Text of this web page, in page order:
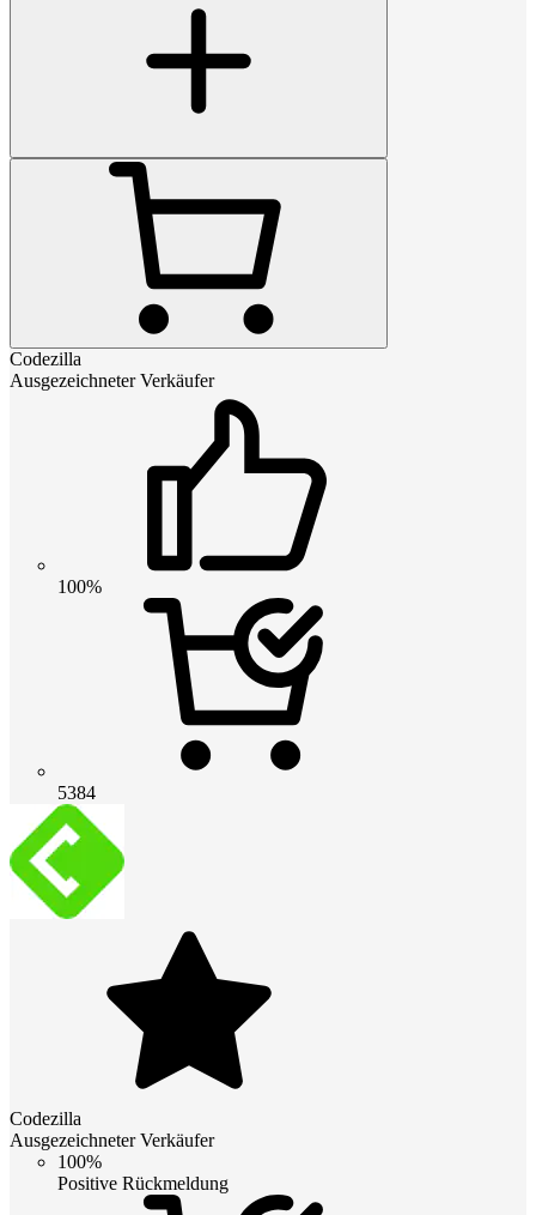
Codezilla
Ausgezeichneter Verkäufer
100%
5384
Codezilla
Ausgezeichneter Verkäufer
100%
Positive Rückmeldung